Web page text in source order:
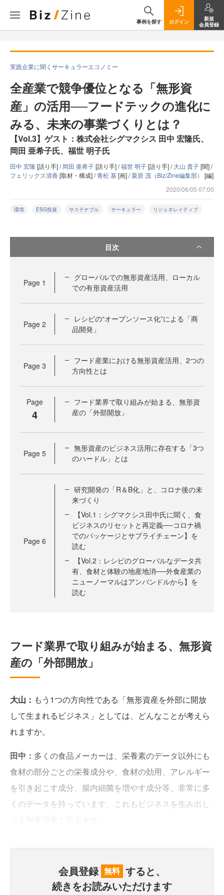
事例を探す ログイン
新規
会員登録
実践企業に聞くサーキュラーエコノミー
全産業で競争優位となる「無形資
産」の活用──フードテックの進化に
みる、未来の事業づくりとは？
【Vol.3】ゲスト：株式会社シグマクシス 田中 宏隆氏、
岡田 亜希子氏、福世 明子氏
田中 宏隆 [語り手] /岡田 亜希子[語り手] /福世 明子[語り手] /大山 貴子[聞] /
フェリックス清香[取材・構成] /青松 基[画] /栗原 茂（Biz/Zine編集部） [編]
2020/06/05 07:00
環境 ESG投資 サステナブル サーキュラー リジェネレイティブ
目次
Page 1
グローバルでの無形資産活用、ローカル
での有形資産活用
Page 2
レシピの“オープンソース化”による「商
品開発」
Page 3
フード産業における無形資産活用、2つの
方向性とは
Page
4
フード業界で取り組みが始まる、無形資
産の「外部開放」
Page 5
無形資産のビジネス活用に存在する「3つ
のハードル」とは
Page 6
研究開発の「R＆B化」と、コロナ後の未
来づくり
【Vol.1：シグマクシス田中氏に聞く、食
ビジネスのリセットと再定義──コロナ禍
でのパッケージとサプライチェーン】を
読む
【Vol.2：レシピのグローバルなデータ共
有、食材と体験の地産地消──外食産業の
ニューノーマルはアンバンドルから】を
読む
フード業界で取り組みが始まる、無形資
産の「外部開放」
大山： もう1つの方向性である「無形資産を外部に開放
して生まれるビジネス」としては、どんなことが考えら
れますか。
田中： 多くの食品メーカーは、栄養素のデータ以外にも
食材の部分ごとの栄養成分や、食材の効用、アレルギー
を引き起こす成分、腸内細菌を増やす成分等、非常に多
くのデータを持っています。これもビジネスを生み出し
会員登録 無料 すると、
続きをお読みいただけます